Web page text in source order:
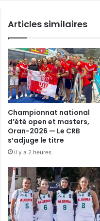
Articles similaires
Championnat national
d’été open et masters,
Oran-2026 — Le CRB
s’adjuge le titre
il y a 2 heures